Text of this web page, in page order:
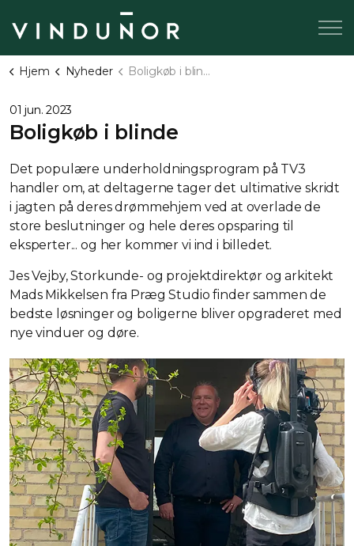
Hjem Nyheder Boligkøb i blinde
01 jun. 2023
Boligkøb i blinde
Det populære underholdningsprogram på TV3
handler om, at deltagerne tager det ultimative skridt
i jagten på deres drømmehjem ved at overlade de
store beslutninger og hele deres opsparing til
eksperter... og her kommer vi ind i billedet.
Jes Vejby, Storkunde- og projektdirektør og arkitekt
Mads Mikkelsen fra Præg Studio finder sammen de
bedste løsninger og boligerne bliver opgraderet med
nye vinduer og døre.